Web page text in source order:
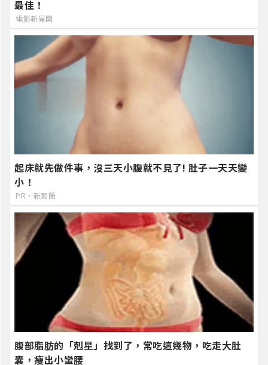
最佳！
電影新星聞
起床就先做件事，沒三天小腹就不見了! 肚子一天天變
小！
PR・新素簡
腹部脂肪的「剋星」找到了，常吃這幾物，吃走大肚
囊，瘦出小蠻腰